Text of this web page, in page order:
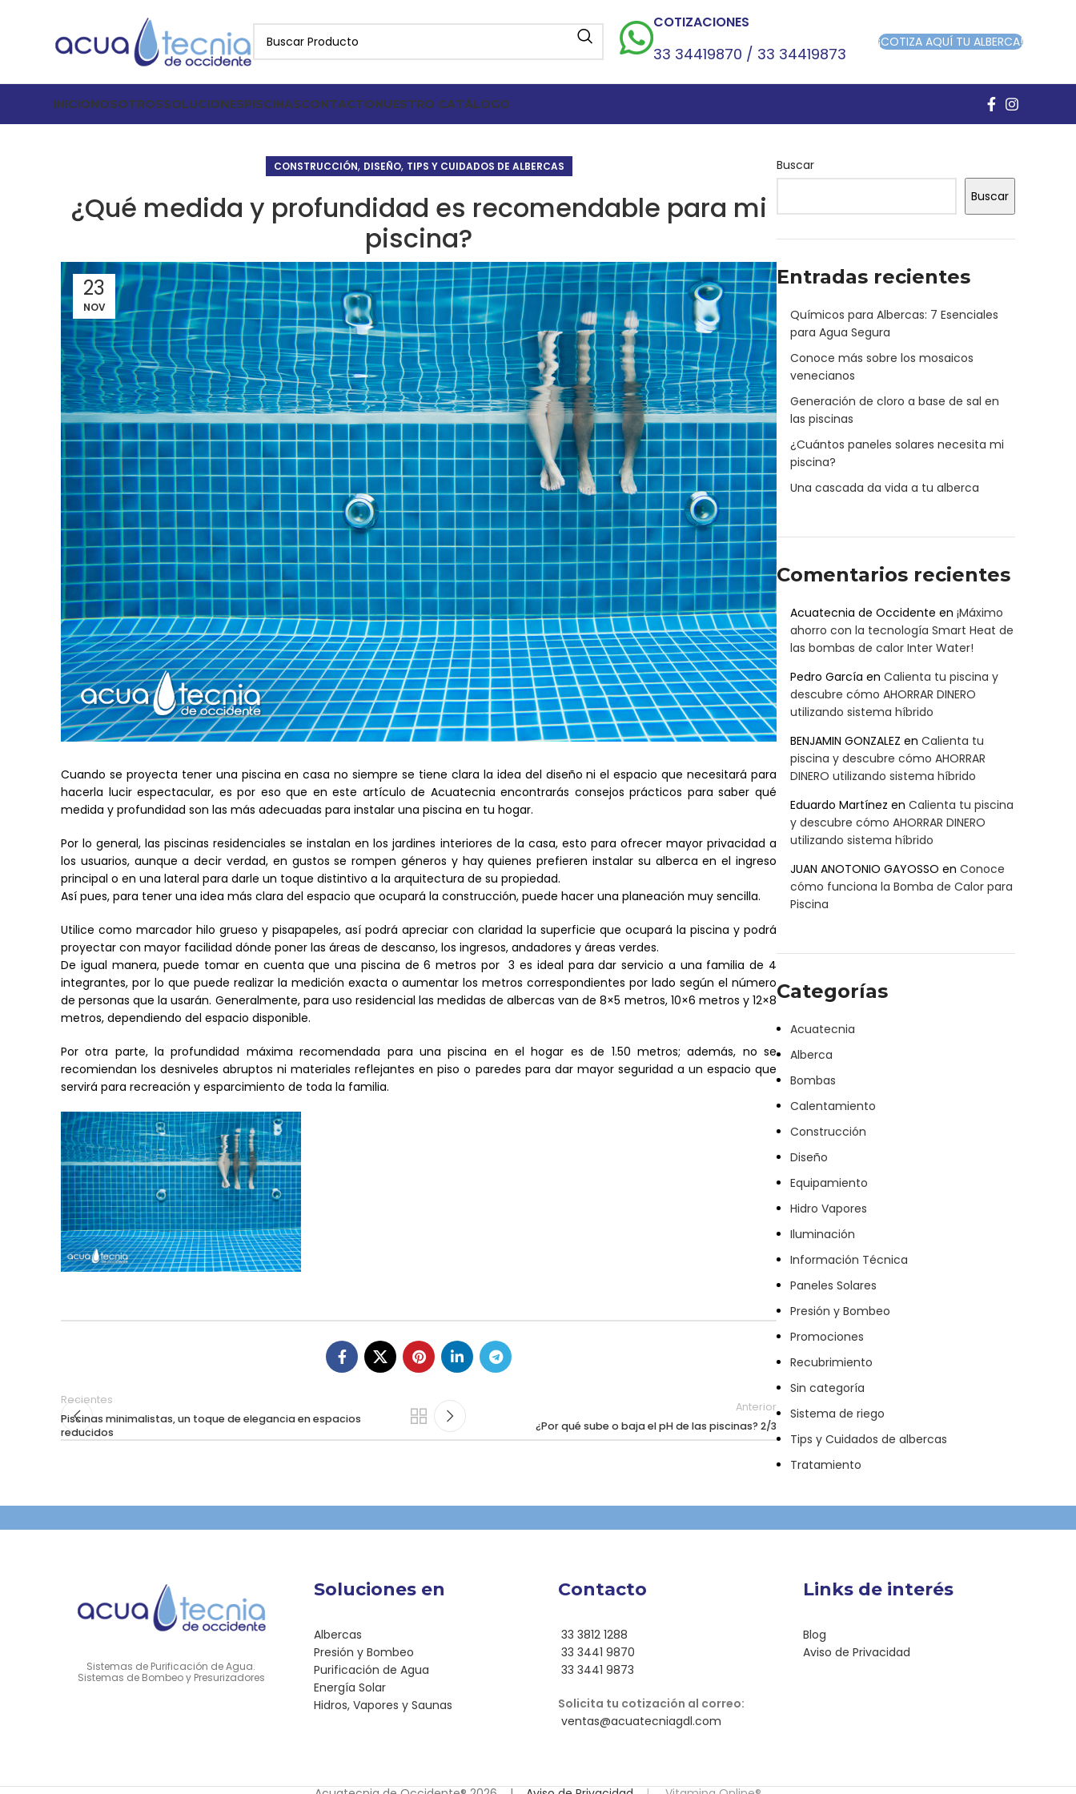
COTIZACIONES
33 34419870 / 33 34419873
¡COTIZA AQUÍ TU ALBERCA!
INICIONOSOTROSSOLUCIONESPISCINASCONTACTONUESTRO CATÁLOGO
CONSTRUCCIÓN, DISEÑO, TIPS Y CUIDADOS DE ALBERCAS
¿Qué medida y profundidad es recomendable para mi
piscina?
23
NOV
Cuando se proyecta tener una piscina en casa no siempre se tiene clara la idea del diseño ni el espacio que necesitará para
hacerla lucir espectacular, es por eso que en este artículo de Acuatecnia encontrarás consejos prácticos para saber qué
medida y profundidad son las más adecuadas para instalar una piscina en tu hogar.
Por lo general, las piscinas residenciales se instalan en los jardines interiores de la casa, esto para ofrecer mayor privacidad a
los usuarios, aunque a decir verdad, en gustos se rompen géneros y hay quienes prefieren instalar su alberca en el ingreso
principal o en una lateral para darle un toque distintivo a la arquitectura de su propiedad.
Así pues, para tener una idea más clara del espacio que ocupará la construcción, puede hacer una planeación muy sencilla.
Utilice como marcador hilo grueso y pisapapeles, así podrá apreciar con claridad la superficie que ocupará la piscina y podrá
proyectar con mayor facilidad dónde poner las áreas de descanso, los ingresos, andadores y áreas verdes.
De igual manera, puede tomar en cuenta que una piscina de 6 metros por 3 es ideal para dar servicio a una familia de 4
integrantes, por lo que puede realizar la medición exacta o aumentar los metros correspondientes por lado según el número
de personas que la usarán. Generalmente, para uso residencial las medidas de albercas van de 8×5 metros, 10×6 metros y 12×8
metros, dependiendo del espacio disponible.
Por otra parte, la profundidad máxima recomendada para una piscina en el hogar es de 1.50 metros; además, no se
recomiendan los desniveles abruptos ni materiales reflejantes en piso o paredes para dar mayor seguridad a un espacio que
servirá para recreación y esparcimiento de toda la familia.
Recientes
Piscinas minimalistas, un toque de elegancia en espacios
reducidos
Anterior
¿Por qué sube o baja el pH de las piscinas? 2/3
Buscar
Buscar
Entradas recientes
Químicos para Albercas: 7 Esenciales
para Agua Segura
Conoce más sobre los mosaicos
venecianos
Generación de cloro a base de sal en
las piscinas
¿Cuántos paneles solares necesita mi
piscina?
Una cascada da vida a tu alberca
Comentarios recientes
Acuatecnia de Occidente en ¡Máximo
ahorro con la tecnología Smart Heat de
las bombas de calor Inter Water!
Pedro García en Calienta tu piscina y
descubre cómo AHORRAR DINERO
utilizando sistema híbrido
BENJAMIN GONZALEZ en Calienta tu
piscina y descubre cómo AHORRAR
DINERO utilizando sistema híbrido
Eduardo Martínez en Calienta tu piscina
y descubre cómo AHORRAR DINERO
utilizando sistema híbrido
JUAN ANOTONIO GAYOSSO en Conoce
cómo funciona la Bomba de Calor para
Piscina
Categorías
Acuatecnia
Alberca
Bombas
Calentamiento
Construcción
Diseño
Equipamiento
Hidro Vapores
Iluminación
Información Técnica
Paneles Solares
Presión y Bombeo
Promociones
Recubrimiento
Sin categoría
Sistema de riego
Tips y Cuidados de albercas
Tratamiento
Sistemas de Purificación de Agua.
Sistemas de Bombeo y Presurizadores
Soluciones en
Albercas
Presión y Bombeo
Purificación de Agua
Energía Solar
Hidros, Vapores y Saunas
Contacto
33 3812 1288
33 3441 9870
33 3441 9873
Solicita tu cotización al correo:
ventas@acuatecniagdl.com
Links de interés
Blog
Aviso de Privacidad